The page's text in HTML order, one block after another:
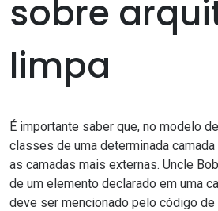
sobre
limpa
É importante saber que, no modelo de
classes de uma determinada
as camadas mais externas. Uncle
de um elemento declarado em uma
deve ser mencionado pelo código de